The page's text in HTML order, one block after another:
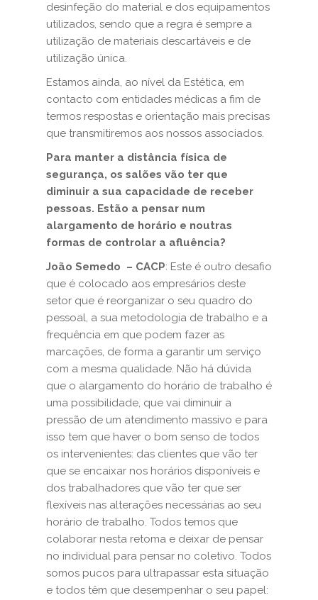
desinfeção do material e dos equipamentos
utilizados, sendo que a regra é sempre a
utilização de materiais descartáveis e de
utilização única.
Estamos ainda, ao nível da Estética, em
contacto com entidades médicas a fim de
termos respostas e orientação mais precisas
que transmitiremos aos nossos associados.
Para manter a distância física de
segurança, os salões vão ter que
diminuir a sua capacidade de receber
pessoas. Estão a pensar num
alargamento de horário e noutras
formas de controlar a afluência?
João Semedo – CACP: Este é outro desafio
que é colocado aos empresários deste
setor que é reorganizar o seu quadro do
pessoal, a sua metodologia de trabalho e a
frequência em que podem fazer as
marcações, de forma a garantir um serviço
com a mesma qualidade. Não há dúvida
que o alargamento do horário de trabalho é
uma possibilidade, que vai diminuir a
pressão de um atendimento massivo e para
isso tem que haver o bom senso de todos
os intervenientes: das clientes que vão ter
que se encaixar nos horários disponíveis e
dos trabalhadores que vão ter que ser
flexíveis nas alterações necessárias ao seu
horário de trabalho. Todos temos que
colaborar nesta retoma e deixar de pensar
no individual para pensar no coletivo. Todos
somos pucos para ultrapassar esta situação
e todos têm que desempenhar o seu papel: